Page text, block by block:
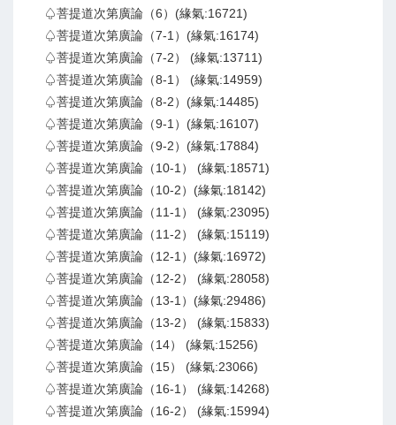
♤菩提道次第廣論（6）(緣氣:16721)
♤菩提道次第廣論（7-1）(緣氣:16174)
♤菩提道次第廣論（7-2） (緣氣:13711)
♤菩提道次第廣論（8-1） (緣氣:14959)
♤菩提道次第廣論（8-2）(緣氣:14485)
♤菩提道次第廣論（9-1）(緣氣:16107)
♤菩提道次第廣論（9-2）(緣氣:17884)
♤菩提道次第廣論（10-1） (緣氣:18571)
♤菩提道次第廣論（10-2）(緣氣:18142)
♤菩提道次第廣論（11-1） (緣氣:23095)
♤菩提道次第廣論（11-2） (緣氣:15119)
♤菩提道次第廣論（12-1）(緣氣:16972)
♤菩提道次第廣論（12-2） (緣氣:28058)
♤菩提道次第廣論（13-1）(緣氣:29486)
♤菩提道次第廣論（13-2） (緣氣:15833)
♤菩提道次第廣論（14） (緣氣:15256)
♤菩提道次第廣論（15） (緣氣:23066)
♤菩提道次第廣論（16-1） (緣氣:14268)
♤菩提道次第廣論（16-2） (緣氣:15994)